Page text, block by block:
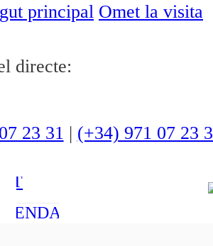
principal Omet la visita
directe:
23 31 | (+34) 971 07 23
I